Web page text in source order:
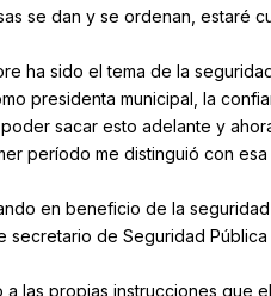
se dan y se ordenan, estaré
ha sido el tema de la
presidenta municipal, la
sacar esto adelante y
período me distinguió con
en beneficio de la
de Seguridad Pública
las propias instrucciones que